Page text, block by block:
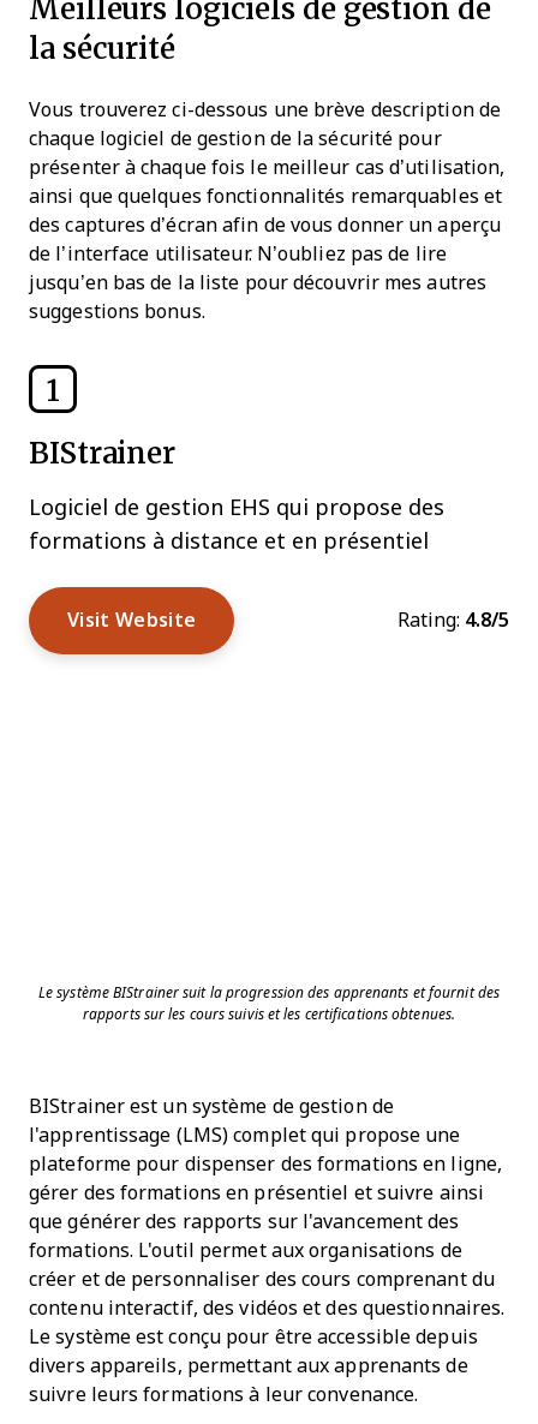
la sécurité
Vous trouverez ci-dessous une brève description de
chaque logiciel de gestion de la sécurité pour
présenter à chaque fois le meilleur cas d’utilisation,
ainsi que quelques fonctionnalités remarquables et
des captures d’écran afin de vous donner un aperçu
de l’interface utilisateur. N’oubliez pas de lire
jusqu’en bas de la liste pour découvrir mes autres
suggestions bonus.
1
BIStrainer
Logiciel de gestion EHS qui propose des
formations à distance et en présentiel
Visit Website Rating: 4.8/5
Le système BIStrainer suit la progression des apprenants et fournit des
rapports sur les cours suivis et les certifications obtenues.
BIStrainer est un système de gestion de
l'apprentissage (LMS) complet qui propose une
plateforme pour dispenser des formations en ligne,
gérer des formations en présentiel et suivre ainsi
que générer des rapports sur l'avancement des
formations. L'outil permet aux organisations de
créer et de personnaliser des cours comprenant du
contenu interactif, des vidéos et des questionnaires.
Le système est conçu pour être accessible depuis
divers appareils, permettant aux apprenants de
suivre leurs formations à leur convenance.